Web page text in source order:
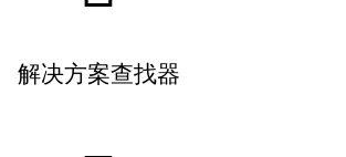
解决方案查找器